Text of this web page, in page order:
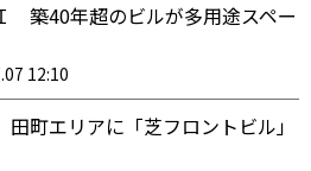
築40年超のビルが多用途スペー
12:10
町エリアに「芝フロントビル」